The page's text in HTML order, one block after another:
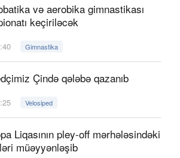
və aerobika gimnastikası
keçiriləcək
Gimnastika
Çində qələbə qazanıb
Velosiped
Liqasının pley-off mərhələsindəki
müəyyənləşib